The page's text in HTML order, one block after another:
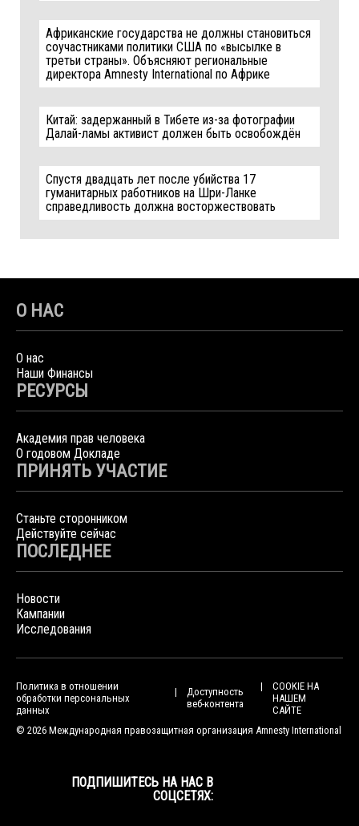
Африканские государства не должны становиться
соучастниками политики США по «высылке в
третьи страны». Объясняют региональные
директора Amnesty International по Африке
Китай: задержанный в Тибете из-за фотографии
Далай-ламы активист должен быть освобождён
Спустя двадцать лет после убийства 17
гуманитарных работников на Шри-Ланке
справедливость должна восторжествовать
О НАС
О нас
Наши Финансы
РЕСУРСЫ
Академия прав человека
О годовом Докладе
ПРИНЯТЬ УЧАСТИЕ
Станьте сторонником
Действуйте сейчас
ПОСЛЕДНЕЕ
Новости
Кампании
Исследования
Политика в отношении
обработки персональных
данных
Доступность
веб-контента
COOKIE НА
НАШЕМ
САЙТЕ
© 2026 Международная правозащитная организация Amnesty International
ПОДПИШИТЕСЬ НА НАС В
СОЦСЕТЯХ: